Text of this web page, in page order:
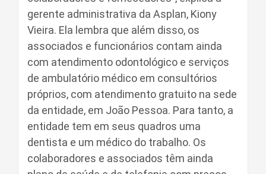
gerente administrativa da Asplan, Kiony
Vieira. Ela lembra que além disso, os
associados e funcionários contam ainda
com atendimento odontológico e serviços
de ambulatório médico em consultórios
próprios, com atendimento gratuito na sede
da entidade, em João Pessoa. Para tanto, a
entidade tem em seus quadros uma
dentista e um médico do trabalho. Os
colaboradores e associados têm ainda